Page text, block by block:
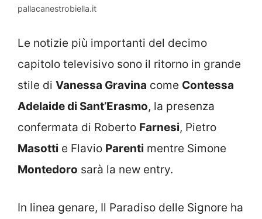
pallacanestrobiella.it
Le notizie più importanti del decimo
capitolo televisivo sono il ritorno in grande
stile di Vanessa Gravina come Contessa
Adelaide di Sant’Erasmo, la presenza
confermata di Roberto Farnesi, Pietro
Masotti e Flavio Parenti mentre Simone
Montedoro sarà la new entry.
In linea genare, Il Paradiso delle Signore ha